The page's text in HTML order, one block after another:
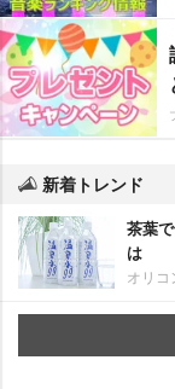
新着トレンド
茶葉
は
オリコ